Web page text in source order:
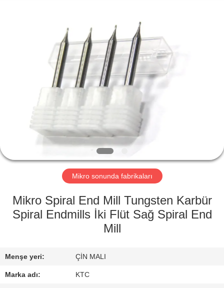
ÜRÜN:%
HAKKIMIZDA
FABRIKA
KALITE
BIZE
ULAŞIN
Mikro sonunda fabrikaları
Mikro Spiral End Mill Tungsten Karbür
Spiral Endmills İki Flüt Sağ Spiral End
Mill
Menşe yeri: ÇİN MALI
Marka adı: KTC